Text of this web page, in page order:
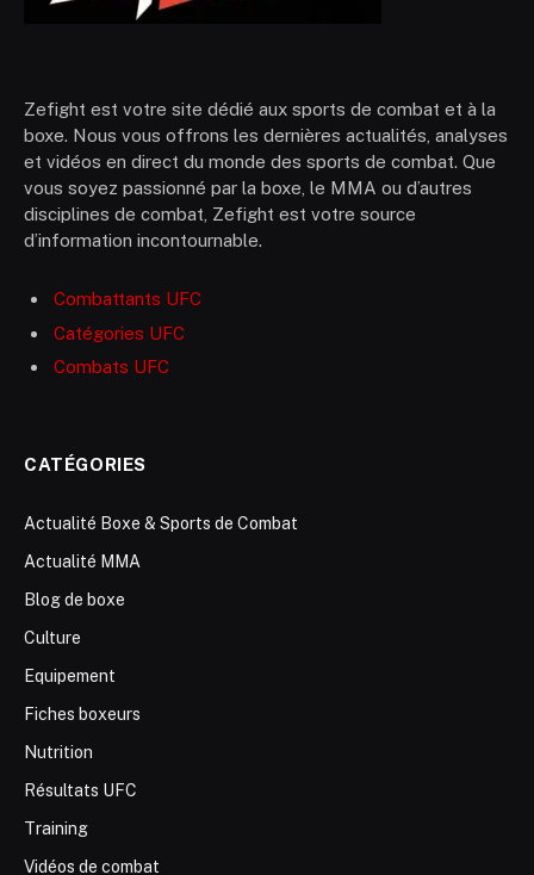
Zefight est votre site dédié aux sports de combat et à la
boxe. Nous vous offrons les dernières actualités, analyses
et vidéos en direct du monde des sports de combat. Que
vous soyez passionné par la boxe, le MMA ou d’autres
disciplines de combat, Zefight est votre source
d’information incontournable.
Combattants UFC
Catégories UFC
Combats UFC
CATÉGORIES
Actualité Boxe & Sports de Combat
Actualité MMA
Blog de boxe
Culture
Equipement
Fiches boxeurs
Nutrition
Résultats UFC
Training
Vidéos de combat